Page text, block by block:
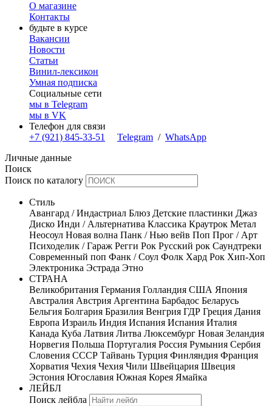
О магазине
Контакты
будьте в курсе
Вакансии
Новости
Статьи
Винил-лексикон
Умная подписка
Социальные сети
мы в Telegram
мы в VK
Телефон для связи
+7 (921) 845-33-51
Telegram / WhatsApp
Личные данные
Поиск
Поиск по каталогу
Стиль
Авангард / Индастриал Блюз Детские пластинки Джаз
Диско Инди / Альтернатива Классика Краутрок Метал
Неосоул Новая волна Панк / Нью вейв Поп Прог / Арт
Психоделик / Гараж Регги Рок Русский рок Саундтреки
Современный поп Фанк / Соул Фолк Хард Рок Хип-Хоп
Электроника Эстрада Этно
СТРАНА
Великобритания Германия Голландия США Япония
Австралия Австрия Аргентина Барбадос Беларусь
Бельгия Болгария Бразилия Венгрия ГДР Греция Дания
Европа Израиль Индия Испания Испания Италия
Канада Куба Латвия Литва Люксембург Новая Зеландия
Норвегия Польша Португалия Россия Румыния Сербия
Словения СССР Тайвань Турция Финляндия Франция
Хорватия Чехия Чехия Чили Швейцария Швеция
Эстония Югославия Южная Корея Ямайка
ЛЕЙБЛ
Поиск лейбла